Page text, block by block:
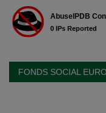
FONDS SOCIAL